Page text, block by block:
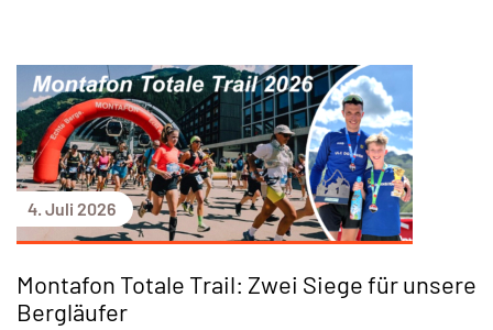
4. Juli 2026
Montafon Totale Trail: Zwei Siege für unsere
Bergläufer